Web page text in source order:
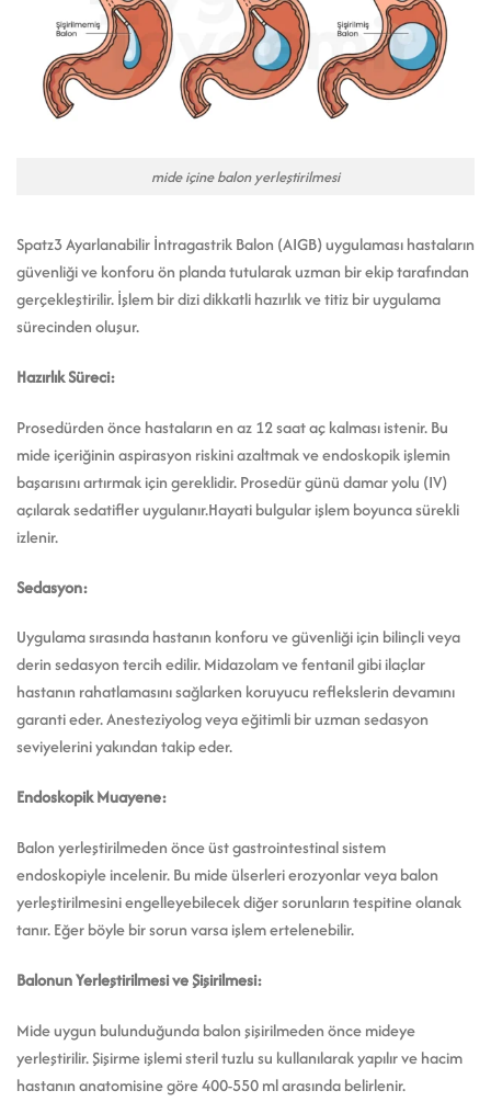
mide içine balon yerleştirilmesi
Spatz3 Ayarlanabilir İntragastrik Balon (AIGB) uygulaması hastaların
güvenliği ve konforu ön planda tutularak uzman bir ekip tarafından
gerçekleştirilir. İşlem bir dizi dikkatli hazırlık ve titiz bir uygulama
sürecinden oluşur.
Hazırlık Süreci:
Prosedürden önce hastaların en az 12 saat aç kalması istenir. Bu
mide içeriğinin aspirasyon riskini azaltmak ve endoskopik işlemin
başarısını artırmak için gereklidir. Prosedür günü damar yolu (IV)
açılarak sedatifler uygulanır.Hayati bulgular işlem boyunca sürekli
izlenir.
Sedasyon:
Uygulama sırasında hastanın konforu ve güvenliği için bilinçli veya
derin sedasyon tercih edilir. Midazolam ve fentanil gibi ilaçlar
hastanın rahatlamasını sağlarken koruyucu reflekslerin devamını
garanti eder. Anesteziyolog veya eğitimli bir uzman sedasyon
seviyelerini yakından takip eder.
Endoskopik Muayene:
Balon yerleştirilmeden önce üst gastrointestinal sistem
endoskopiyle incelenir. Bu mide ülserleri erozyonlar veya balon
yerleştirilmesini engelleyebilecek diğer sorunların tespitine olanak
tanır. Eğer böyle bir sorun varsa işlem ertelenebilir.
Balonun Yerleştirilmesi ve Şişirilmesi:
Mide uygun bulunduğunda balon şişirilmeden önce mideye
yerleştirilir. Şişirme işlemi steril tuzlu su kullanılarak yapılır ve hacim
hastanın anatomisine göre 400-550 ml arasında belirlenir.